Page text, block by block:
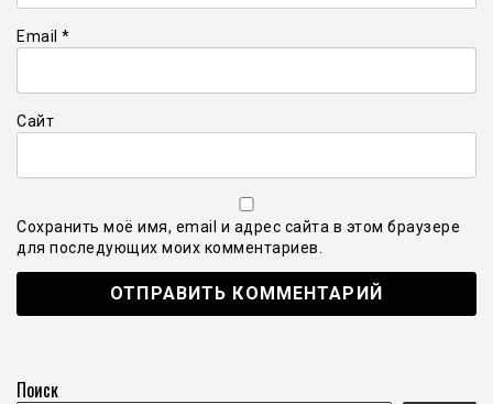
Email *
Сайт
Сохранить моё имя, email и адрес сайта в этом браузере
для последующих моих комментариев.
Поиск